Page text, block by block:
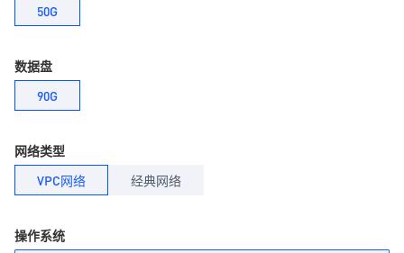
50G
数据盘
90G
网络类型
VPC网络
经典网络
操作系统